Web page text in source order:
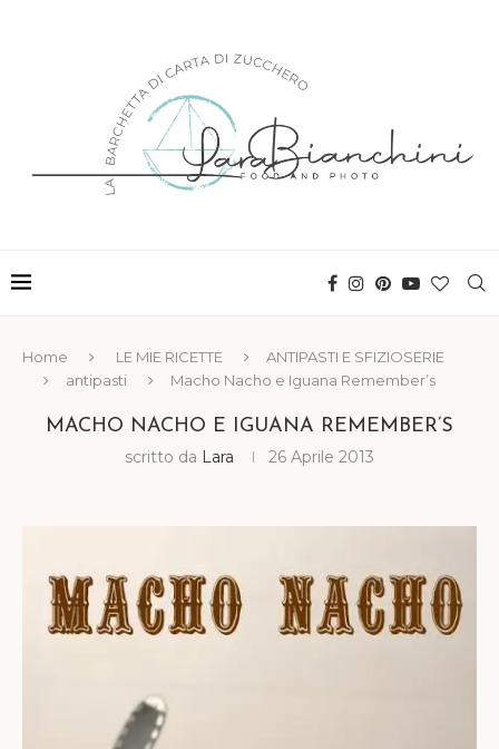
Home LE MIE RICETTE
ANTIPASTI E SFIZIOSERIE
antipasti
Macho Nacho e Iguana Remember’s
MACHO NACHO E IGUANA REMEMBER’S
scritto da Lara 26 Aprile 2013